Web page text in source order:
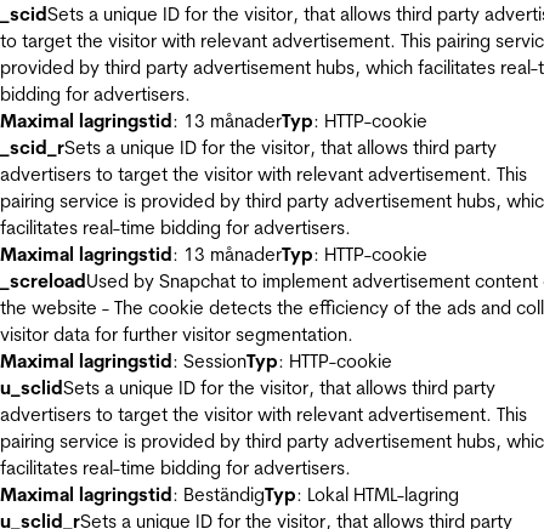
_scidSets a unique ID for the visitor, that allows third party
to target the visitor with relevant advertisement. This pairing
provided by third party advertisement hubs, which facilitates real-
bidding for advertisers.
Maximal lagringstid: 13 månaderTyp: HTTP-cookie
_scid_rSets a unique ID for the visitor, that allows third party
advertisers to target the visitor with relevant advertisement. This
pairing service is provided by third party advertisement hubs,
facilitates real-time bidding for advertisers.
Maximal lagringstid: 13 månaderTyp: HTTP-cookie
_screloadUsed by Snapchat to implement advertisement content
the website - The cookie detects the efficiency of the ads and
visitor data for further visitor segmentation.
Maximal lagringstid: SessionTyp: HTTP-cookie
u_sclidSets a unique ID for the visitor, that allows third party
advertisers to target the visitor with relevant advertisement. This
pairing service is provided by third party advertisement hubs,
facilitates real-time bidding for advertisers.
Maximal lagringstid: BeständigTyp: Lokal HTML-lagring
u_sclid_rSets a unique ID for the visitor, that allows third party